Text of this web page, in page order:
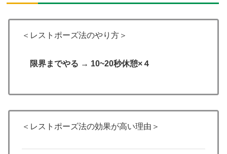
＜レストポーズ法のやり方＞
限界までやる → 10~20秒休憩×４
＜レストポーズ法の効果が高い理由＞